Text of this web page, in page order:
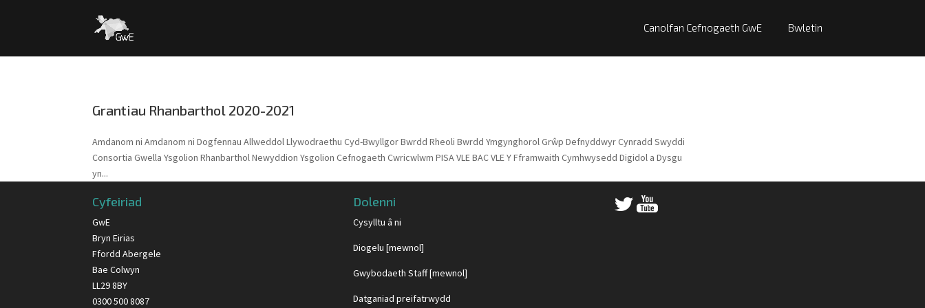
Canolfan Cefnogaeth GwE Bwletin
Grantiau Rhanbarthol 2020-2021
Amdanom ni Amdanom ni Dogfennau Allweddol Llywodraethu Cyd-Bwyllgor Bwrdd Rheoli Bwrdd Ymgynghorol Grŵp Defnyddwyr Cynradd Swyddi
Consortia Gwella Ysgolion Rhanbarthol Newyddion Ysgolion Cefnogaeth Cwricwlwm PISA VLE BAC VLE Y Fframwaith Cymhwysedd Digidol a Dysgu
yn...
Cyfeiriad
GwE
Bryn Eirias
Ffordd Abergele
Bae Colwyn
LL29 8BY
0300 500 8087
Dolenni
Cysylltu â ni
Diogelu [mewnol]
Gwybodaeth Staff [mewnol]
Datganiad preifatrwydd